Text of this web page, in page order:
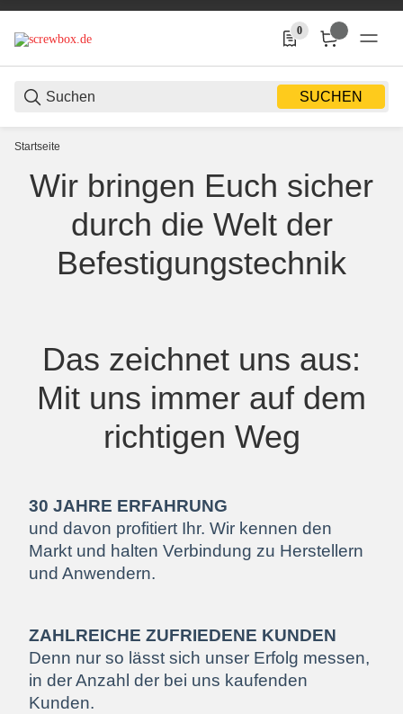
SUCHEN
0
0 Produkte in der Liste
Startseite
Normteile,
Wir bringen Euch sicher
durch die Welt der
Befestigungstechnik
Das zeichnet uns aus:
Mit uns immer auf dem
richtigen Weg
30 JAHRE ERFAHRUNG
und davon profitiert Ihr. Wir kennen den
Markt und halten Verbindung zu Herstellern
und Anwendern.
ZAHLREICHE ZUFRIEDENE KUNDEN
Denn nur so lässt sich unser Erfolg messen,
in der Anzahl der bei uns kaufenden
Kunden.